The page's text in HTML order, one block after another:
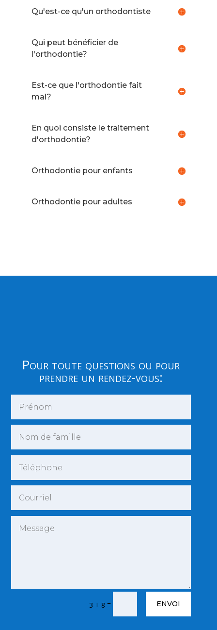
Qu'est-ce qu'un orthodontiste
Qui peut bénéficier de
l'orthodontie?
Est-ce que l'orthodontie fait
mal?
En quoi consiste le traitement
d'orthodontie?
Orthodontie pour enfants
Orthodontie pour adultes
Pour toute questions ou pour
prendre un rendez-vous:
3 + 8 = ENVOI